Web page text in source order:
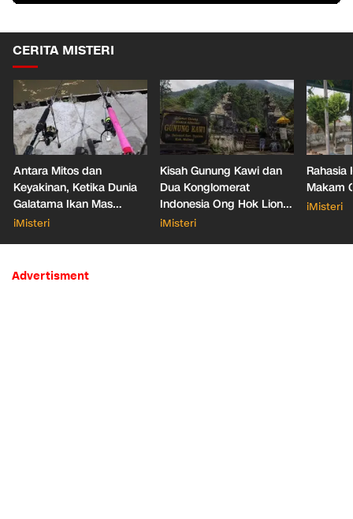
CERITA MISTERI
Antara Mitos dan
Keyakinan, Ketika Dunia
Galatama Ikan Mas
Bersentuhan dengan Hal
iMisteri
Kisah Gunung Kawi dan
Dua Konglomerat
Indonesia Ong Hok Liong
hingga Liem Sioe Liong
iMisteri
Rahasia
Makam
iMisteri
Advertisment